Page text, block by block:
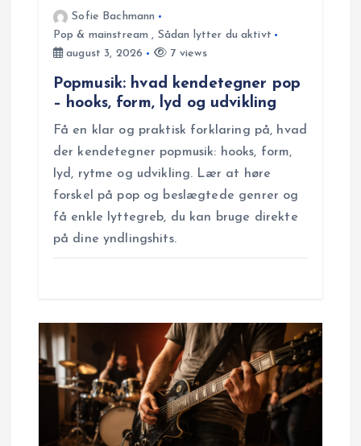
Sofie Bachmann
Pop & mainstream , Sådan lytter du aktivt
august 3, 2026
7 views
Popmusik: hvad kendetegner pop
– hooks, form, lyd og udvikling
Få en klar og praktisk forklaring på, hvad
der kendetegner popmusik: hooks, form,
lyd, rytme og udvikling. Lær at høre
forskel på pop og beslægtede genrer og
få enkle lyttegreb, du kan bruge direkte
på dine yndlingshits.